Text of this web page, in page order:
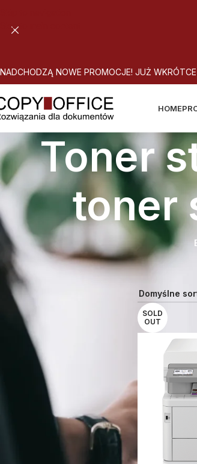
Skip to main content
NADCHODZĄ NOWE PROMOCJE! JUŻ WKRÓTCE
HOME
Toner
toner
Strona główna
SOLD
OUT